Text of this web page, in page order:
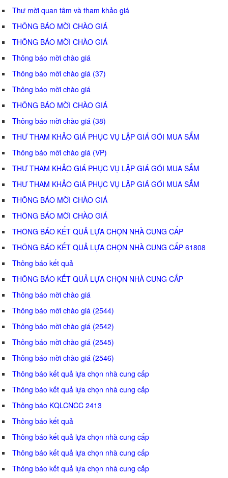
Thư mời quan tâm và tham khảo giá
THÔNG BÁO MỜI CHÀO GIÁ
THÔNG BÁO MỜI CHÀO GIÁ
Thông báo mời chào giá
Thông báo mời chào giá (37)
Thông báo mời chào giá
THÔNG BÁO MỜI CHÀO GIÁ
Thông báo mời chào giá (38)
THƯ THAM KHẢO GIÁ PHỤC VỤ LẬP GIÁ GÓI MUA SẮM
Thông báo mời chào giá (VP)
THƯ THAM KHẢO GIÁ PHỤC VỤ LẬP GIÁ GÓI MUA SẮM
THƯ THAM KHẢO GIÁ PHỤC VỤ LẬP GIÁ GÓI MUA SẮM
THÔNG BÁO MỜI CHÀO GIÁ
THÔNG BÁO MỜI CHÀO GIÁ
THÔNG BÁO KẾT QUẢ LỰA CHỌN NHÀ CUNG CẤP
THÔNG BÁO KẾT QUẢ LỰA CHỌN NHÀ CUNG CẤP 61808
Thông báo kết quả
THÔNG BÁO KẾT QUẢ LỰA CHỌN NHÀ CUNG CẤP
Thông báo mời chào giá
Thông báo mời chào giá (2544)
Thông báo mời chào giá (2542)
Thông báo mời chào giá (2545)
Thông báo mời chào giá (2546)
Thông báo kết quả lựa chọn nhà cung cấp
Thông báo kết quả lựa chọn nhà cung cấp
Thông báo KQLCNCC 2413
Thông báo kết quả
Thông báo kết quả lựa chọn nhà cung cấp
Thông báo kết quả lựa chọn nhà cung cấp
Thông báo kết quả lựa chọn nhà cung cấp